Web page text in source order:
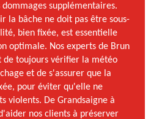
supplémentaires.
la bâche ne doit pas être sous-
bien fixée, est essentielle
optimale. Nos experts de Brun
de toujours vérifier la météo
et de s'assurer que la
pour éviter qu'elle ne
violents. De Grandsaigne à
nos clients à préserver